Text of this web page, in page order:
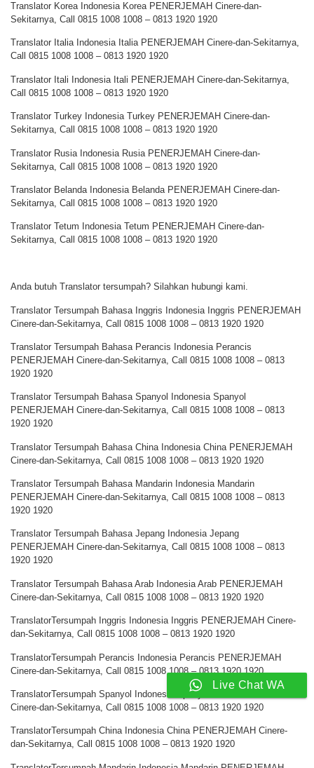
Translator Korea Indonesia Korea PENERJEMAH Cinere-dan-
Sekitarnya, Call 0815 1008 1008 – 0813 1920 1920
Translator Italia Indonesia Italia PENERJEMAH Cinere-dan-Sekitarnya,
Call 0815 1008 1008 – 0813 1920 1920
Translator Itali Indonesia Itali PENERJEMAH Cinere-dan-Sekitarnya,
Call 0815 1008 1008 – 0813 1920 1920
Translator Turkey Indonesia Turkey PENERJEMAH Cinere-dan-
Sekitarnya, Call 0815 1008 1008 – 0813 1920 1920
Translator Rusia Indonesia Rusia PENERJEMAH Cinere-dan-
Sekitarnya, Call 0815 1008 1008 – 0813 1920 1920
Translator Belanda Indonesia Belanda PENERJEMAH Cinere-dan-
Sekitarnya, Call 0815 1008 1008 – 0813 1920 1920
Translator Tetum Indonesia Tetum PENERJEMAH Cinere-dan-
Sekitarnya, Call 0815 1008 1008 – 0813 1920 1920
Anda butuh Translator tersumpah? Silahkan hubungi kami.
Translator Tersumpah Bahasa Inggris Indonesia Inggris PENERJEMAH
Cinere-dan-Sekitarnya, Call 0815 1008 1008 – 0813 1920 1920
Translator Tersumpah Bahasa Perancis Indonesia Perancis
PENERJEMAH Cinere-dan-Sekitarnya, Call 0815 1008 1008 – 0813
1920 1920
Translator Tersumpah Bahasa Spanyol Indonesia Spanyol
PENERJEMAH Cinere-dan-Sekitarnya, Call 0815 1008 1008 – 0813
1920 1920
Translator Tersumpah Bahasa China Indonesia China PENERJEMAH
Cinere-dan-Sekitarnya, Call 0815 1008 1008 – 0813 1920 1920
Translator Tersumpah Bahasa Mandarin Indonesia Mandarin
PENERJEMAH Cinere-dan-Sekitarnya, Call 0815 1008 1008 – 0813
1920 1920
Translator Tersumpah Bahasa Jepang Indonesia Jepang
PENERJEMAH Cinere-dan-Sekitarnya, Call 0815 1008 1008 – 0813
1920 1920
Translator Tersumpah Bahasa Arab Indonesia Arab PENERJEMAH
Cinere-dan-Sekitarnya, Call 0815 1008 1008 – 0813 1920 1920
TranslatorTersumpah Inggris Indonesia Inggris PENERJEMAH Cinere-
dan-Sekitarnya, Call 0815 1008 1008 – 0813 1920 1920
TranslatorTersumpah Perancis Indonesia Perancis PENERJEMAH
Cinere-dan-Sekitarnya, Call 0815 1008 1008 – 0813 1920 1920
TranslatorTersumpah Spanyol Indonesia Spanyol PENERJEMAH
Cinere-dan-Sekitarnya, Call 0815 1008 1008 – 0813 1920 1920
TranslatorTersumpah China Indonesia China PENERJEMAH Cinere-
dan-Sekitarnya, Call 0815 1008 1008 – 0813 1920 1920
Live Chat WA